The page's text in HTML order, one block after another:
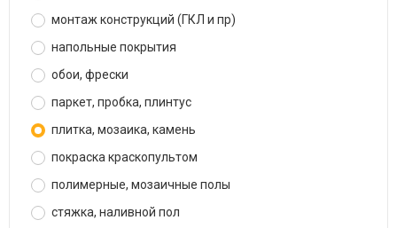
монтаж конструкций (ГКЛ и пр)
напольные покрытия
обои, фрески
паркет, пробка, плинтус
плитка, мозаика, камень
покраска краскопультом
полимерные, мозаичные полы
стяжка, наливной пол